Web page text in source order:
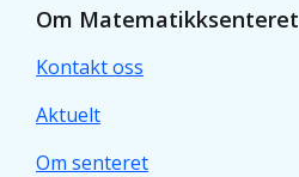
Om Matematikksenteret
Kontakt oss
Aktuelt
Om senteret